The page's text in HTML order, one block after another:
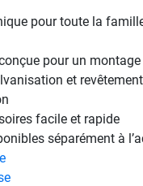
pour toute la
pour un
et
facile et rapide
séparément à